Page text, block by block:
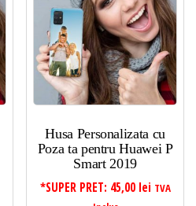
Husa Personalizata cu
Poza ta pentru Huawei P
Smart 2019
*SUPER PRET: 45,00 lei TVA